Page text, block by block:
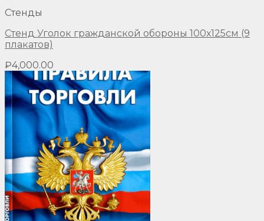
Стенды
Стенд Уголок гражданской обороны 100х125см (9
плакатов)
₽4,000.00